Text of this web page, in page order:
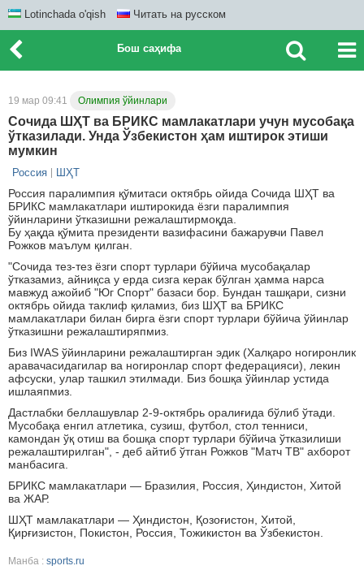
Lotinchada o'qish Читать на русском
Бош саҳифа
19 мар 09:41 Олимпия ўйинлари
Сочида ШҲТ ва БРИКС мамлакатлари учун мусобақа
ўтказилади. Унда Ўзбекистон ҳам иштирок этиши
мумкин
Россия ШҲТ
Россия паралимпия қўмитаси октябрь ойида Сочида ШҲТ ва
БРИКС мамлакатлари иштирокида ёзги паралимпия
ўйинларини ўтказишни режалаштирмоқда.
Бу ҳақда қўмита президенти вазифасини бажарувчи Павел
Рожков маълум қилган.
"Сочида тез-тез ёзги спорт турлари бўйича мусобақалар
ўтказамиз, айниқса у ерда сизга керак бўлган ҳамма нарса
мавжуд ажойиб "Юг Спорт" базаси бор. Бундан ташқари, сизни
октябрь ойида таклиф қиламиз, биз ШҲТ ва БРИКС
мамлакатлари билан бирга ёзги спорт турлари бўйича ўйинлар
ўтказишни режалаштиряпмиз.
Биз IWАS ўйинларини режалаштирган эдик (Халқаро ногиронлик
аравачасидагилар ва ногиронлар спорт федерацияси), лекин
афсуски, улар ташкил этилмади. Биз бошқа ўйинлар устида
ишлаяпмиз.
Дастлабки беллашувлар 2-9-октябрь оралиғида бўлиб ўтади.
Мусобақа енгил атлетика, сузиш, футбол, стол тенниси,
камондан ўқ отиш ва бошқа спорт турлари бўйича ўтказилиши
режалаштирилган", - деб айтиб ўтган Рожков "Матч ТВ" ахборот
манбасига.
БРИКС мамлакатлари — Бразилия, Россия, Ҳиндистон, Хитой
ва ЖАР.
ШҲТ мамлакатлари — Ҳиндистон, Қозоғистон, Хитой,
Қирғизистон, Покистон, Россия, Тожикистон ва Ўзбекистон.
Манба : sports.ru